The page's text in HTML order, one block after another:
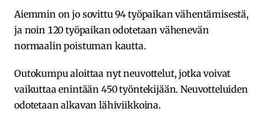
Aiemmin on jo sovittu 94 työpaikan vähentämisestä,
ja noin 120 työpaikan odotetaan vähenevän
normaalin poistuman kautta.
Outokumpu aloittaa nyt neuvottelut, jotka voivat
vaikuttaa enintään 450 työntekijään. Neuvotteluiden
odotetaan alkavan lähiviikkoina.